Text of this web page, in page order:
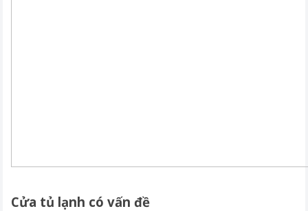
Cửa tủ lạnh có vấn đề